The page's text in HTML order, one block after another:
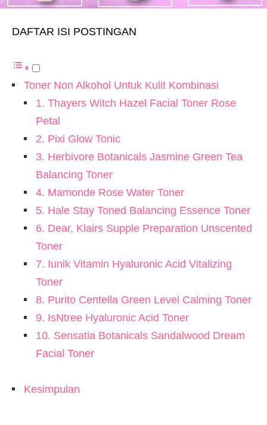
DAFTAR ISI POSTINGAN
Toner Non Alkohol Untuk Kulit Kombinasi
1. Thayers Witch Hazel Facial Toner Rose
Petal
2. Pixi Glow Tonic
3. Herbivore Botanicals Jasmine Green Tea
Balancing Toner
4. Mamonde Rose Water Toner
5. Hale Stay Toned Balancing Essence Toner
6. Dear, Klairs Supple Preparation Unscented
Toner
7. Iunik Vitamin Hyaluronic Acid Vitalizing
Toner
8. Purito Centella Green Level Calming Toner
9. IsNtree Hyaluronic Acid Toner
10. Sensatia Botanicals Sandalwood Dream
Facial Toner
Kesimpulan